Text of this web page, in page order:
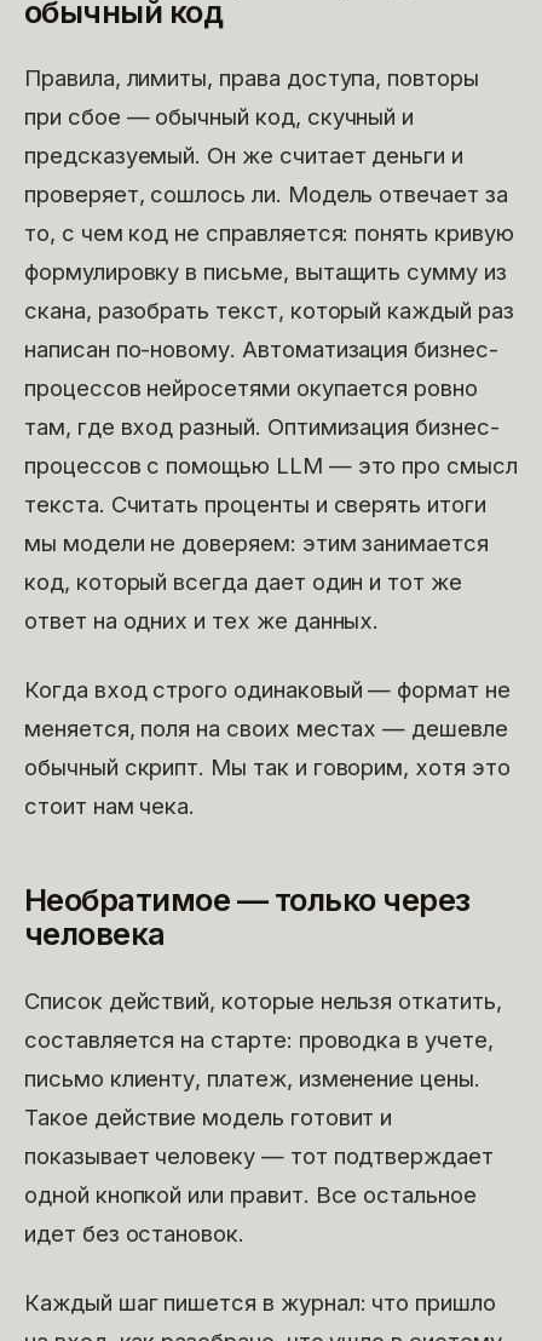
обычный код
Правила, лимиты, права доступа, повторы
при сбое — обычный код, скучный и
предсказуемый. Он же считает деньги и
проверяет, сошлось ли. Модель отвечает за
то, с чем код не справляется: понять кривую
формулировку в письме, вытащить сумму из
скана, разобрать текст, который каждый раз
написан по-новому. Автоматизация бизнес-
процессов нейросетями окупается ровно
там, где вход разный. Оптимизация бизнес-
процессов с помощью LLM — это про смысл
текста. Считать проценты и сверять итоги
мы модели не доверяем: этим занимается
код, который всегда дает один и тот же
ответ на одних и тех же данных.
Когда вход строго одинаковый — формат не
меняется, поля на своих местах — дешевле
обычный скрипт. Мы так и говорим, хотя это
стоит нам чека.
Необратимое — только через
человека
Список действий, которые нельзя откатить,
составляется на старте: проводка в учете,
письмо клиенту, платеж, изменение цены.
Такое действие модель готовит и
показывает человеку — тот подтверждает
одной кнопкой или правит. Все остальное
идет без остановок.
Каждый шаг пишется в журнал: что пришло